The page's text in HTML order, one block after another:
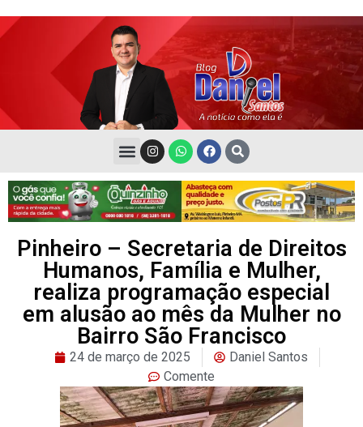
Pinheiro – Secretaria de Direitos
Humanos, Família e Mulher,
realiza programação especial
em alusão ao mês da Mulher no
Bairro São Francisco
24 de março de 2025
Daniel Santos
Comente